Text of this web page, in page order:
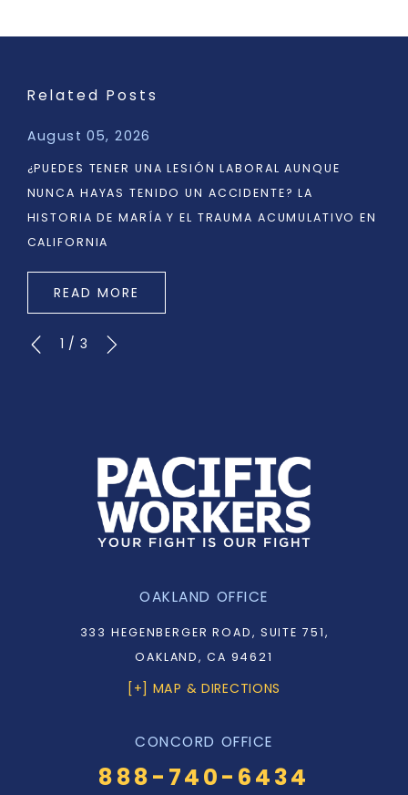
Related Posts
August 05, 2026
¿PUEDES TENER UNA LESIÓN LABORAL AUNQUE
NUNCA HAYAS TENIDO UN ACCIDENTE? LA
HISTORIA DE MARÍA Y EL TRAUMA ACUMULATIVO EN
CALIFORNIA
READ MORE
1 / 3
OAKLAND OFFICE
333 HEGENBERGER ROAD, SUITE 751,
OAKLAND, CA 94621
[+] MAP & DIRECTIONS
CONCORD OFFICE
888-740-6434